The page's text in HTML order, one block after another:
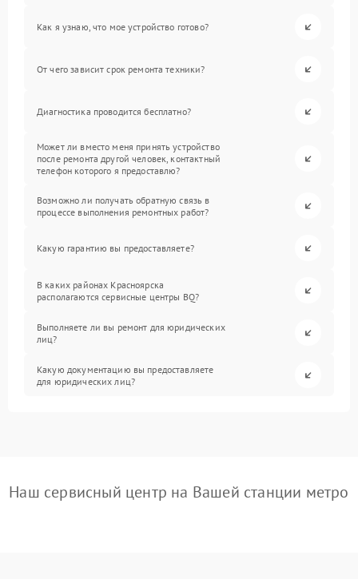
Как я узнаю, что мое устройство готово?
От чего зависит срок ремонта техники?
Диагностика проводится бесплатно?
Может ли вместо меня принять устройство
после ремонта другой человек, контактный
телефон которого я предоставлю?
Возможно ли получать обратную связь в
процессе выполнения ремонтных работ?
Какую гарантию вы предоставляете?
В каких районах Красноярска
располагаются сервисные центры BQ?
Выполняете ли вы ремонт для юридических
лиц?
Какую документацию вы предоставляете
для юридических лиц?
Наш сервисный центр на Вашей станции метро